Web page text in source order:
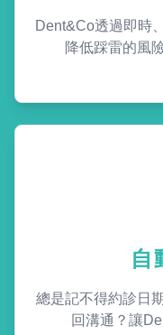
Dent&Co透過即時
降低踩雷的風
自
總是記不得約診日
回溝通？讓